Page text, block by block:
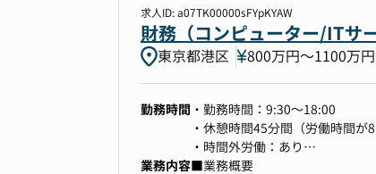
▼ 経理オペレーションの標準化
請求書処理や承認フローなど、
レーション体制を構築中です。
▼ 決算の早期化
月次・年次決算のスピードと
備しています。
り、貢献実感が得られやすいで
ご本人の興味や志向性にもより
・ローテーションや役割の拡張
・複数の業務で成果を出し続け
・事業部門からの問い合わせ対
・J-SOX等の監査対応
・グループメンバーのマネジメ
・チーム目標の設定と達成に向
※上記業務を遂行するのに必要
発行・入金業務など）も実施頂
これまでのご経験やご志向を伺
└働く上で関わるすべての人々
どんなポイントでも問題ありま
求人ID: a07TK00000sFYpKYAW
財務（コンピューター/ITサ
東京都港区 800万円〜1100万円
勤務時間 ・勤務時間：9:30～18:00
・休憩時間45分間（労働時間が
・時間外労働：あり
・フレックス制度：有（コアタ
業務内容■業務概要